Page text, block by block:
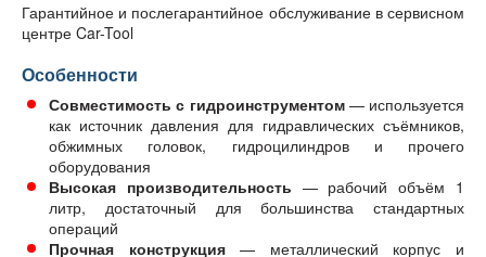
Гарантийное и послегарантийное обслуживание в сервисном
центре Car-Tool
Особенности
Совместимость с гидроинструментом— используется
как источник давления для гидравлических съёмников,
обжимных головок, гидроцилиндров и прочего
оборудования
Высокая производительность — рабочий объём 1
литр, достаточный для большинства стандартных
операций
Прочная конструкция— металлический корпус и